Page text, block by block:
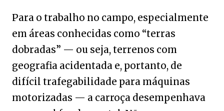
Para o trabalho no campo, especialmente
em áreas conhecidas como “terras
dobradas” — ou seja, terrenos com
geografia acidentada e, portanto, de
difícil trafegabilidade para máquinas
motorizadas — a carroça desempenhava